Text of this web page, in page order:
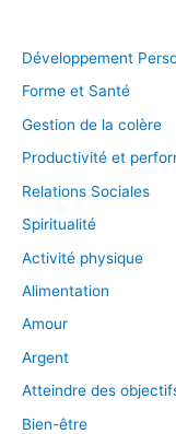
Développement
Forme et Santé
Gestion de la colère
Productivité et
Relations Sociales
Spiritualité
Activité physique
Alimentation
Amour
Argent
Atteindre des
Bien-être